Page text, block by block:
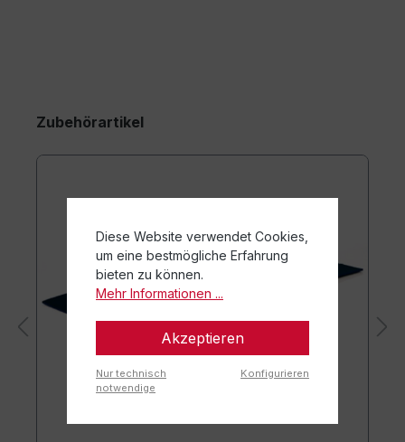
Zubehörartikel
Diese Website verwendet Cookies,
um eine bestmögliche Erfahrung
bieten zu können.
Mehr Informationen ...
Akzeptieren
Nur technisch
notwendige
Konfigurieren